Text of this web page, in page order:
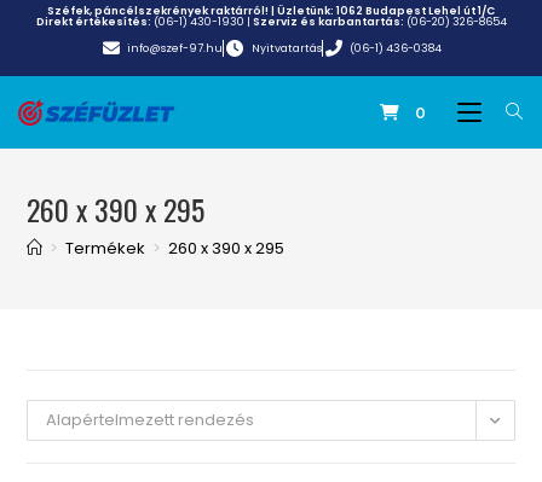
Széfek, páncélszekrények raktárról! | Üzletünk:1062 Budapest Lehel út 1/C
Direkt értékesítés: (06-1) 430-1930 | Szerviz és karbantartás: (06-20) 326-8654
info@szef-97.hu
Nyitvatartás (06-1) 436-0384
0
260 x 390 x 295
> Termékek > 260 x 390 x 295
Alapértelmezett rendezés